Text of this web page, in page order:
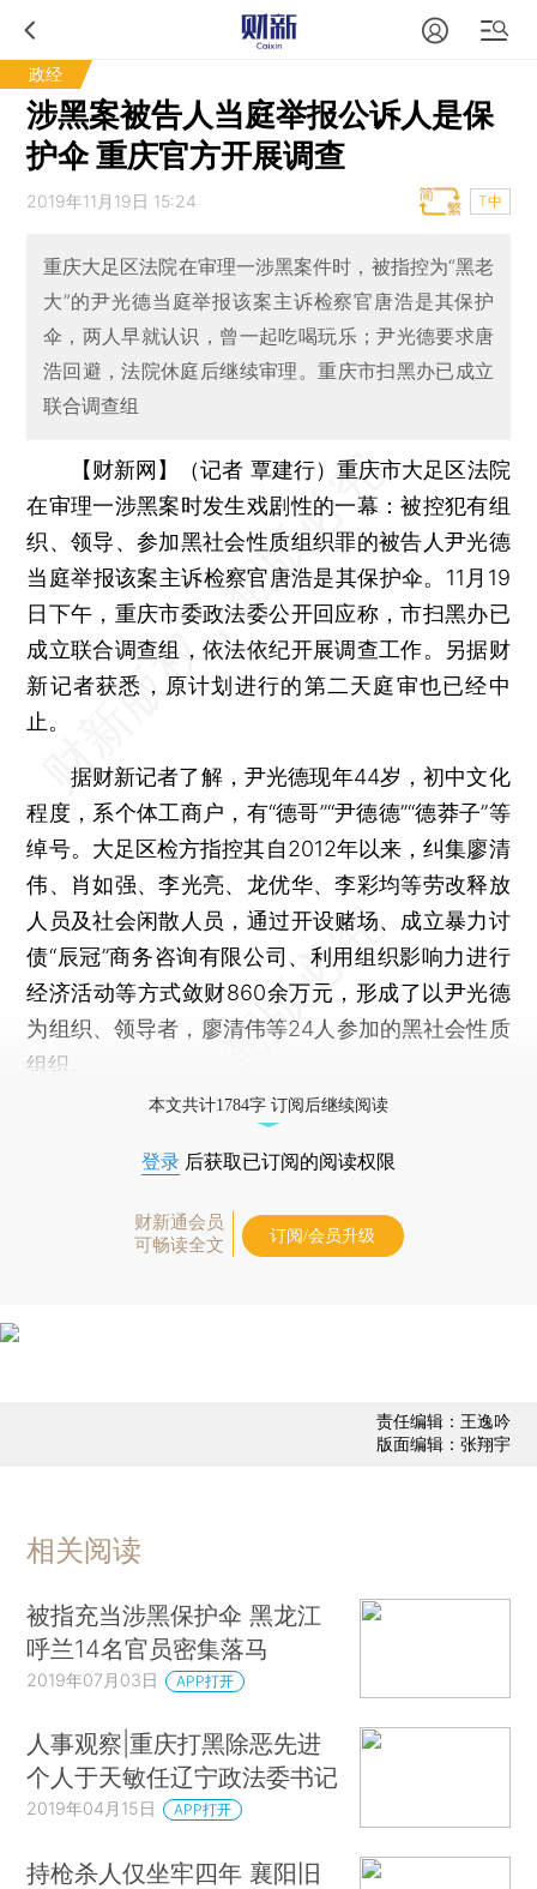
政经
涉黑案被告人当庭举报公诉人是保
护伞 重庆官方开展调查
2019年11月19日 15:24 T中
重庆大足区法院在审理一涉黑案件时，被指控为“黑老
大”的尹光德当庭举报该案主诉检察官唐浩是其保护
伞，两人早就认识，曾一起吃喝玩乐；尹光德要求唐
浩回避，法院休庭后继续审理。重庆市扫黑办已成立
联合调查组
【财新网】（记者 覃建行） 重庆市大足区法院
在审理一涉黑案时发生戏剧性的一幕：被控犯有组
织、领导、参加黑社会性质组织罪的被告人尹光德
当庭举报该案主诉检察官唐浩是其保护伞。11月19
日下午，重庆市委政法委公开回应称，市扫黑办已
成立联合调查组，依法依纪开展调查工作。另据财
新记者获悉，原计划进行的第二天庭审也已经中
止。
据财新记者了解，尹光德现年44岁，初中文化
程度，系个体工商户，有“德哥”“尹德德”“德莽子”等
绰号。大足区检方指控其自2012年以来，纠集廖清
伟、肖如强、李光亮、龙优华、李彩均等劳改释放
人员及社会闲散人员，通过开设赌场、成立暴力讨
债“辰冠”商务咨询有限公司、利用组织影响力进行
经济活动等方式敛财860余万元，形成了以尹光德
为组织、领导者，廖清伟等24人参加的黑社会性质
组织。
本文共计1784字 订阅后继续阅读
登录 后获取已订阅的阅读权限
财新通会员
可畅读全文
订阅/会员升级
责任编辑：王逸吟
版面编辑：张翔宇
相关阅读
被指充当涉黑保护伞 黑龙江
呼兰14名官员密集落马
2019年07月03日 APP打开
人事观察|重庆打黑除恶先进
个人于天敏任辽宁政法委书记
2019年04月15日 APP打开
持枪杀人仅坐牢四年 襄阳旧